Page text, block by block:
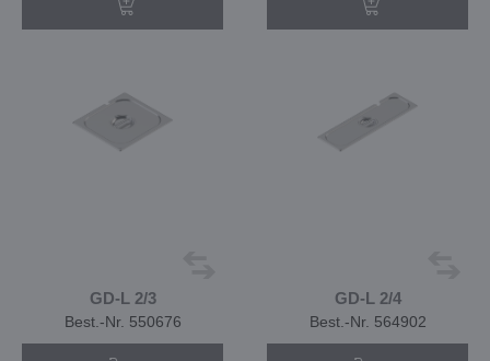
GD-L 2/3
Best.-Nr. 550676
GD-L 2/4
Best.-Nr. 564902